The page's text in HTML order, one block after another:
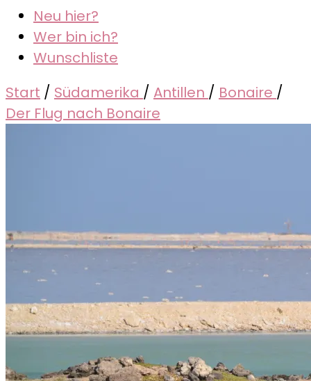
Neu hier?
Wer bin ich?
Wunschliste
Start / Südamerika / Antillen / Bonaire /
Der Flug nach Bonaire